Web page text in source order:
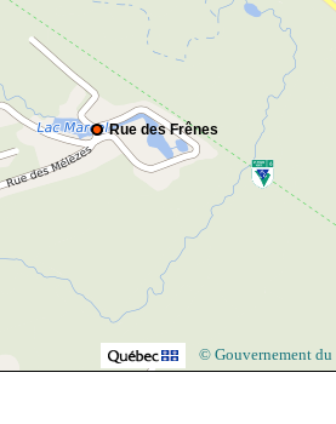
Rue des Frênes
© Gouvernement du